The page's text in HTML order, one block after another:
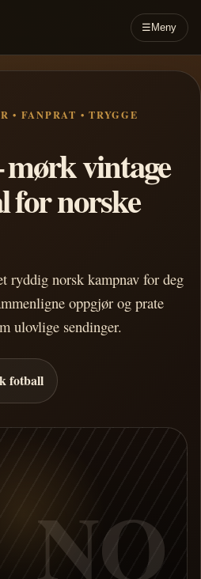
☰ Meny
• FANPRAT • TRYGGE
mørk vintage
for norske
ryddig norsk kampnav for deg
oppgjør og prate
ulovlige sendinger.
fotball
NO